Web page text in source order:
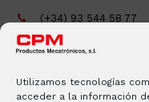
Utilizamos tecnologías
acceder a la información
(+34) 93 544 58 77
(+34) 93 593 61 43